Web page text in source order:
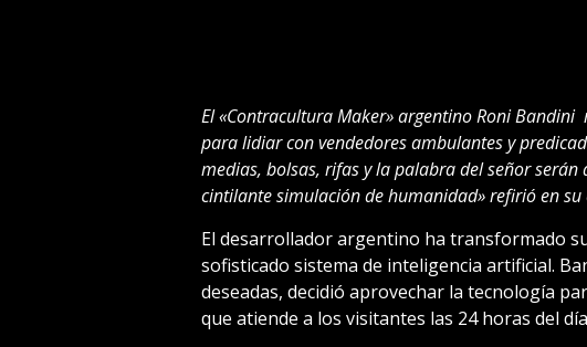
El «Contracultura Maker» argentino Roni
para lidiar con vendedores ambulantes y
medias, bolsas, rifas y la palabra del señor
cintilante simulación de humanidad» refirió en su
El desarrollador argentino ha transformado
sofisticado sistema de inteligencia artificial.
deseadas, decidió aprovechar la tecnología
que atiende a los visitantes las 24 horas del